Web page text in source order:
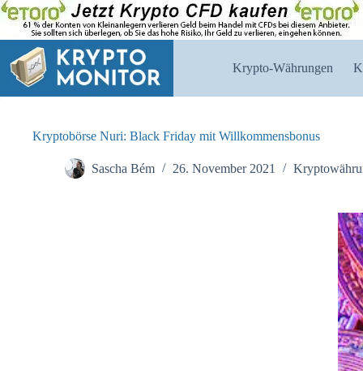
Zum
Inhalt
springen
Krypto-Währungen
Kryptobörse Nuri: Black Friday mit Willkommensbonus
Sascha Bém 26. November 2021